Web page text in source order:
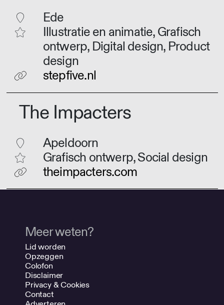
Ede
Illustratie en animatie, Grafisch
ontwerp, Digital design, Product
design
stepfive.nl
The Impacters
Apeldoorn
Grafisch ontwerp, Social design
theimpacters.com
Meer weten?
Lid worden
Opzeggen
Colofon
Disclaimer
Privacy & Cookies
Contact